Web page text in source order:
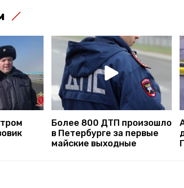
Более 800 ДТП произошло
в Петербурге за первые
майские выходные